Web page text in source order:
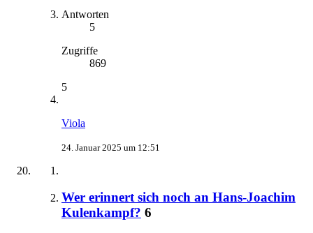
Antworten
5
Zugriffe
869
5
Viola
24. Januar 2025 um 12:51
Wer erinnert sich noch an Hans-Joachim
Kulenkampf? 6